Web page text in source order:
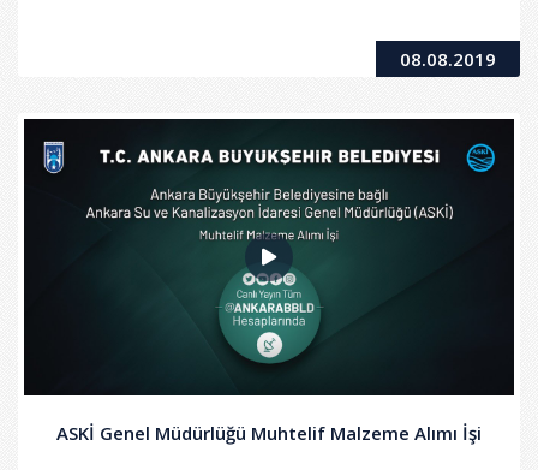
08.08.2019
ASKİ Genel Müdürlüğü Muhtelif Malzeme Alımı İşi